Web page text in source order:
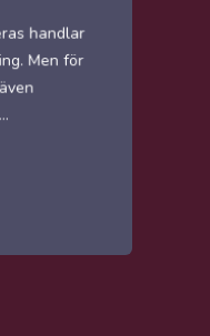
handlar
Men för